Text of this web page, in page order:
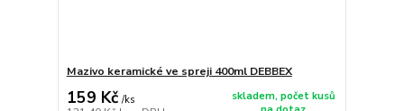
Mazivo keramické ve spreji 400ml DEBBEX
159 Kč /ks
skladem, počet kusů